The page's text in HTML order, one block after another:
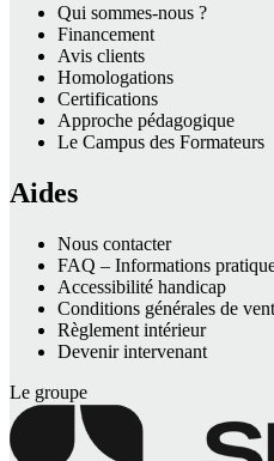
Qui sommes-nous ?
Financement
Avis clients
Homologations
Certifications
Approche pédagogique
Le Campus des Formateurs
Aides
Nous contacter
FAQ – Informations
Accessibilité handicap
Conditions générales de
Règlement intérieur
Devenir intervenant
Le groupe